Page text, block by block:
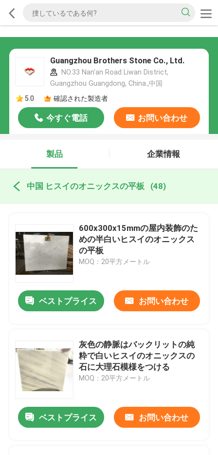
Guangzhou Brothers Stone Co., Ltd.
NO.33 Nan'an Road Liwan District,
Guangzhou Guangdong, China.,中国
5.0
確認された製造者
今すぐ電話 お問い合わせ
製品 企業情報
中国 ヒスイのオニックスの平板 (48)
600x300x15mmの屋内装飾のた
めの半白いヒスイのオニックス
の平板
MOQ：20平方メートル
ベストプライス お問い合わせ
灰色の静脈はバックリットの純
粋で白いヒスイのオニックスの
石に大理石模様をつける
MOQ：20平方メートル
ベストプライス お問い合わせ